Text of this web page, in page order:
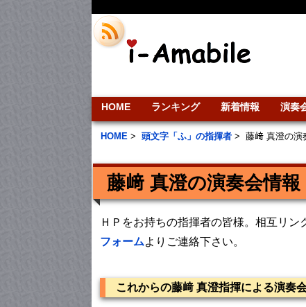
HOME ランキング 新着情報 演奏
HOME > 頭文字「ふ」の指揮者 > 藤﨑 真澄の演
藤﨑 真澄の演奏会情報
ＨＰをお持ちの指揮者の皆様。相互リ
フォームよりご連絡下さい。
これからの藤﨑 真澄指揮による演奏